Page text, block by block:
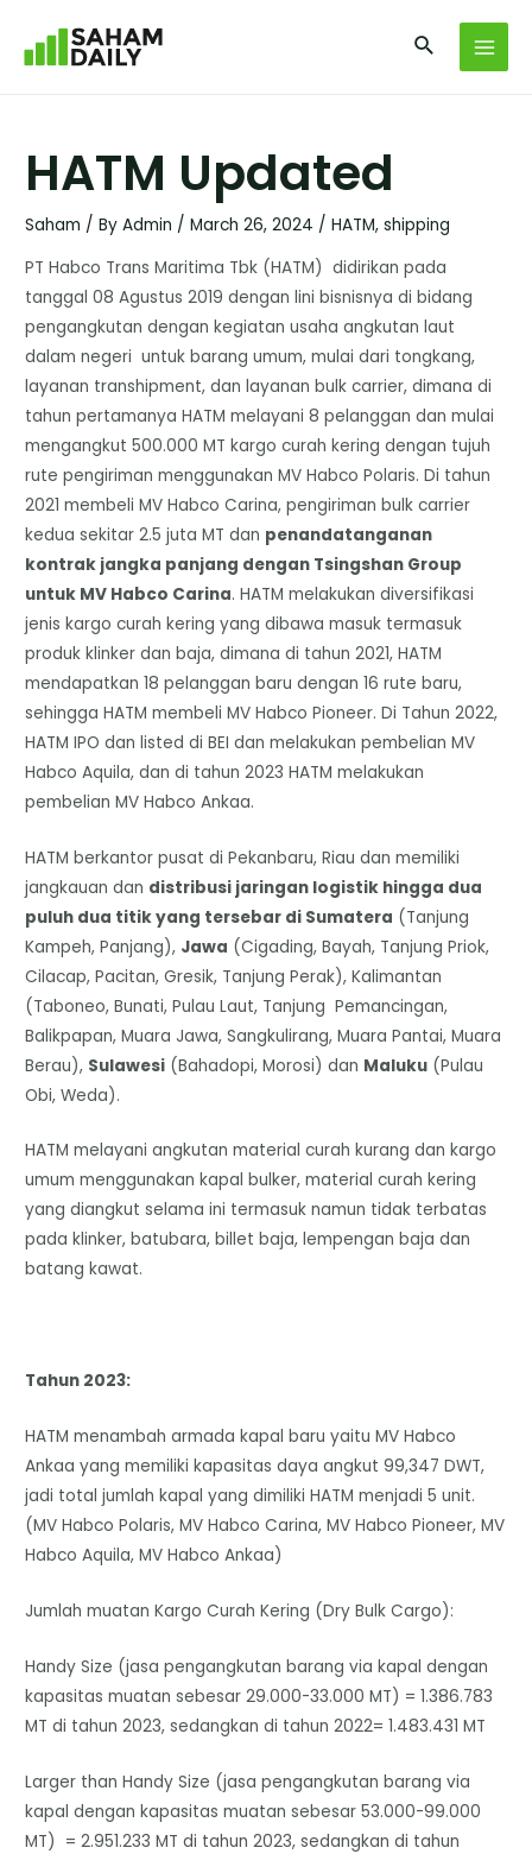
HATM Updated
Saham / ByAdmin /March 26, 2024 /HATM,shipping
PT Habco Trans Maritima Tbk (HATM) didirikan pada
tanggal 08 Agustus 2019 dengan lini bisnisnya di bidang
pengangkutan dengan kegiatan usaha angkutan laut
dalam negeri untuk barang umum, mulai dari tongkang,
layanan transhipment, dan layanan bulk carrier, dimana di
tahun pertamanya HATM melayani 8 pelanggan dan mulai
mengangkut 500.000 MT kargo curah kering dengan tujuh
rute pengiriman menggunakan MV Habco Polaris. Di tahun
2021 membeli MV Habco Carina, pengiriman bulk carrier
kedua sekitar 2.5 juta MT dan penandatanganan
kontrak jangka panjang dengan Tsingshan Group
untuk MV Habco Carina. HATM melakukan diversifikasi
jenis kargo curah kering yang dibawa masuk termasuk
produk klinker dan baja, dimana di tahun 2021, HATM
mendapatkan 18 pelanggan baru dengan 16 rute baru,
sehingga HATM membeli MV Habco Pioneer. Di Tahun 2022,
HATM IPO dan listed di BEI dan melakukan pembelian MV
Habco Aquila, dan di tahun 2023 HATM melakukan
pembelian MV Habco Ankaa.
HATM berkantor pusat di Pekanbaru, Riau dan memiliki
jangkauan dan distribusi jaringan logistik hingga dua
puluh dua titik yang tersebar di Sumatera (Tanjung
Kampeh, Panjang), Jawa (Cigading, Bayah, Tanjung Priok,
Cilacap, Pacitan, Gresik, Tanjung Perak), Kalimantan
(Taboneo, Bunati, Pulau Laut, Tanjung Pemancingan,
Balikpapan, Muara Jawa, Sangkulirang, Muara Pantai, Muara
Berau), Sulawesi (Bahadopi, Morosi) dan Maluku (Pulau
Obi, Weda).
HATM melayani angkutan material curah kurang dan kargo
umum menggunakan kapal bulker, material curah kering
yang diangkut selama ini termasuk namun tidak terbatas
pada klinker, batubara, billet baja, lempengan baja dan
batang kawat.
Tahun 2023:
HATM menambah armada kapal baru yaitu MV Habco
Ankaa yang memiliki kapasitas daya angkut 99,347 DWT,
jadi total jumlah kapal yang dimiliki HATM menjadi 5 unit.
(MV Habco Polaris, MV Habco Carina, MV Habco Pioneer, MV
Habco Aquila, MV Habco Ankaa)
Jumlah muatan Kargo Curah Kering (Dry Bulk Cargo):
Handy Size (jasa pengangkutan barang via kapal dengan
kapasitas muatan sebesar 29.000-33.000 MT) = 1.386.783
MT di tahun 2023, sedangkan di tahun 2022= 1.483.431 MT
Larger than Handy Size (jasa pengangkutan barang via
kapal dengan kapasitas muatan sebesar 53.000-99.000
MT) = 2.951.233 MT di tahun 2023, sedangkan di tahun